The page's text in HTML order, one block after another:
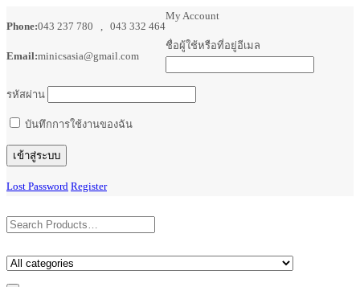
Phone:043 237 780 , 043 332 464
Email:minicsasia@gmail.com
My Account
ชื่อผู้ใช้หรือที่อยู่อีเมล
รหัสผ่าน
บันทึกการใช้งานของฉัน
Lost Password Register